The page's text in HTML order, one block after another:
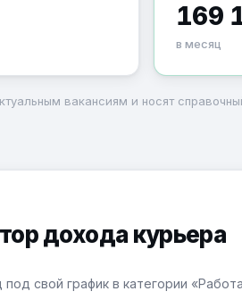
169
в месяц
вакансиям и носят
дохода курьера
свой график в категории